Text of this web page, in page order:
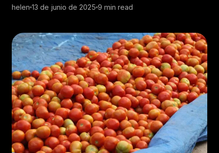
helen 13 de junio de 2025 9 min read